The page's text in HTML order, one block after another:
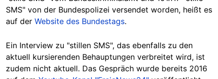
SMS" von der Bundespolizei versendet worden, heißt es
auf der Website des Bundestags.
Ein Interview zu "stillen SMS", das ebenfalls zu den
aktuell kursierenden Behauptungen verbreitet wird, ist
zudem nicht aktuell. Das Gespräch wurde bereits 2016